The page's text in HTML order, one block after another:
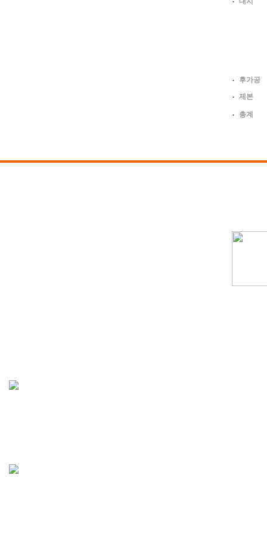
후가공
제본
총계